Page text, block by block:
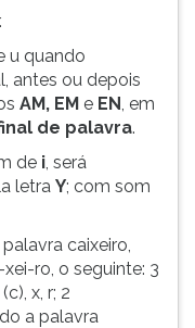
u quando
antes ou depois
AM, EM e EN, em
de palavra.
de i, será
letra Y; com som
caixeiro,
ro, o seguinte: 3
x, r; 2
a palavra